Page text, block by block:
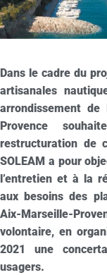
Dans le cadre du
artisanales
arrondissement
Provence
restructuration de
SOLEAM a pour
l’entretien et à la
aux besoins des
Aix-Marseille-
volontaire, en
2021 une
usagers.